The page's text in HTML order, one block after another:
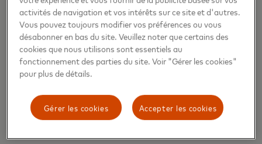
banque du client (émetteur) et la banque du
marchand (acquéreur),
Les réseaux (ou schemes - Visa, Mastercard, GIE
CB) qui assurent la transmission des transactions
effectuées via la carte bancaire (paiement,
retrait) en mettant à disposition des banques leur
réseau de paiement international,
activités de navigation et vos intérêts sur ce site et d'autres.
Vous pouvez toujours modifier vos préférences ou vous
désabonner en bas du site. Veuillez noter que certains des
cookies que nous utilisons sont essentiels au
fonctionnement des parties du site. Voir "Gérer les cookies"
pour plus de détails.
Accepter les cookies
Gérer les cookies